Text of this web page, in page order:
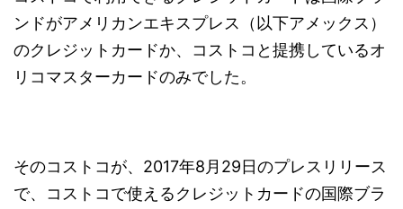
ンドがアメリカンエキスプレス（以下アメックス）
のクレジットカードか、コストコと提携しているオ
リコマスターカードのみでした。
そのコストコが、2017年8月29日のプレスリリース
で、コストコで使えるクレジットカードの国際ブラ